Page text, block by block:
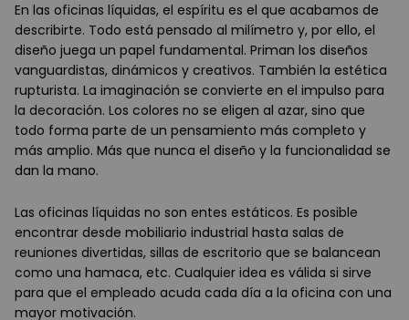
En las oficinas líquidas, el espíritu es el que acabamos de
describirte. Todo está pensado al milímetro y, por ello, el
diseño juega un papel fundamental. Priman los diseños
vanguardistas, dinámicos y creativos. También la estética
rupturista. La imaginación se convierte en el impulso para
la decoración. Los colores no se eligen al azar, sino que
todo forma parte de un pensamiento más completo y
más amplio. Más que nunca el diseño y la funcionalidad se
dan la mano.
Las oficinas líquidas no son entes estáticos. Es posible
encontrar desde mobiliario industrial hasta salas de
reuniones divertidas, sillas de escritorio que se balancean
como una hamaca, etc. Cualquier idea es válida si sirve
para que el empleado acuda cada día a la oficina con una
mayor motivación.